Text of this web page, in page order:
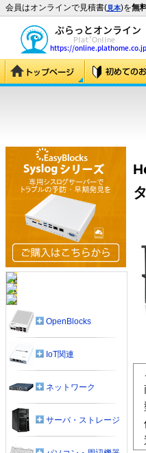
会員はオンラインで見積書(見本)を無
OpenBlocks
IoT関連
ネットワーク
サーバ・ストレージ